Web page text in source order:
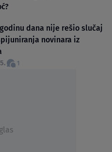
dana nije rešio slučaj
novinara iz
1